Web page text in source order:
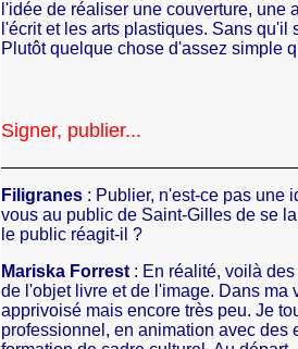
l'idée de réaliser une couverture,
l'écrit et les arts plastiques. Sans
Plutôt quelque chose d'assez simple
Signer, publier...
Filigranes : Publier, n'est-ce pas une
vous au public de Saint-Gilles de se
le public réagit-il ?
Mariska Forrest : En réalité, voilà
de l'objet livre et de l'image. Dans ma
apprivoisé mais encore très peu. Je
professionnel, en animation avec des